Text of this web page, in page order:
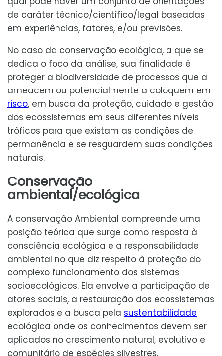
de caráter técnico/científico/legal baseadas
em experiências, fatores, e/ou previsões.
No caso da conservação ecológica, a que se
dedica o foco da análise, sua finalidade é
proteger a biodiversidade de processos que a
ameacem ou potencialmente a coloquem em
risco, em busca da proteção, cuidado e gestão
dos ecossistemas em seus diferentes níveis
tróficos para que existam as condições de
permanência e se resguardem suas condições
naturais.
Conservação
ambiental/ecológica
A conservação Ambiental compreende uma
posição teórica que surge como resposta à
consciência ecológica e a responsabilidade
ambiental no que diz respeito à proteção do
complexo funcionamento dos sistemas
socioecológicos. Ela envolve a participação de
atores sociais, a restauração dos ecossistemas
explorados e a busca pela sustentabilidade
ecológica onde os conhecimentos devem ser
aplicados no crescimento natural, evolutivo e
comunitário de espécies silvestres.